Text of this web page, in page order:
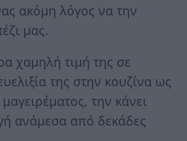
ακόμη λόγος να την
μας.
χαμηλή τιμή της σε
της στην κουζίνα ως
την κάνει
ανάμεσα από δεκάδες